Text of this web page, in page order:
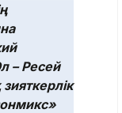
– Ресей